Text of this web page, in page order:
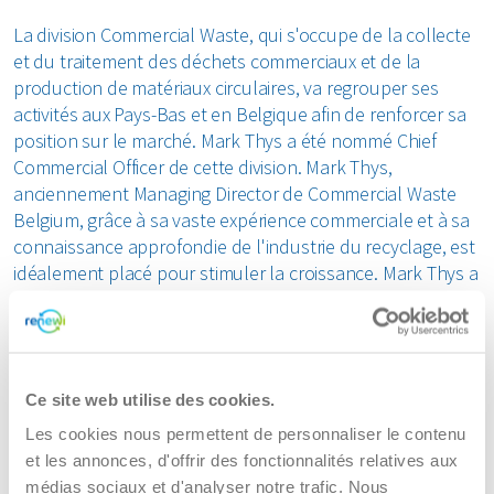
Ce site web utilise des cookies.
Les cookies nous permettent de personnaliser le contenu
et les annonces, d'offrir des fonctionnalités relatives aux
médias sociaux et d'analyser notre trafic. Nous
La division Commercial Waste, qui s'occupe de la collecte
et du traitement des déchets commerciaux et de la
production de matériaux circulaires, va regrouper ses
activités aux Pays-Bas et en Belgique afin de renforcer sa
position sur le marché. Mark Thys a été nommé Chief
Commercial Officer de cette division. Mark Thys,
anciennement Managing Director de Commercial Waste
Belgium, grâce à sa vaste expérience commerciale et à sa
connaissance approfondie de l'industrie du recyclage, est
idéalement placé pour stimuler la croissance. Mark Thys a
rentabilité de la division belge au cours des dernières
dehors de l’entreprise. Renewi lui est reconnaissant pour
son leadership visionnaire et l'impact positif qu'il a eu sur
nos clients, nos employés et l'industrie.